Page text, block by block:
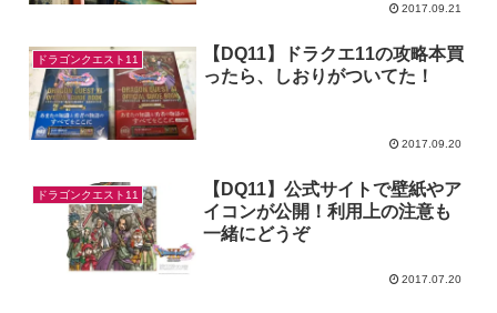
2017.09.21
ドラゴンクエスト11
【DQ11】ドラクエ11の攻略本買
ったら、しおりがついてた！
2017.09.20
ドラゴンクエスト11
【DQ11】公式サイトで壁紙やア
イコンが公開！利用上の注意も
一緒にどうぞ
2017.07.20